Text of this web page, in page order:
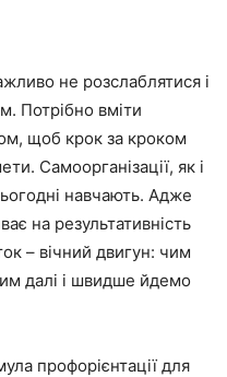
не розслаблятися і
Потрібно вміти
щоб крок за кроком
Самоорганізації, як і
навчають. Адже
на результативність
– вічний двигун: чим
далі і швидше йдемо
профорієнтації для